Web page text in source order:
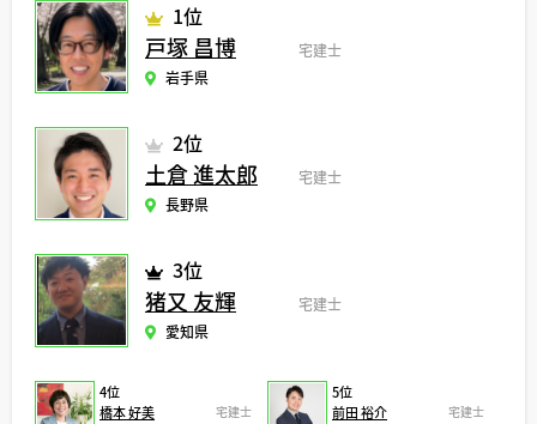
1位
戸塚 昌博
宅建士
岩手県
2位
土倉 進太郎
宅建士
長野県
3位
猪又 友輝
宅建士
愛知県
4位
橋本 好美
宅建士
5位
前田 裕介
宅建士